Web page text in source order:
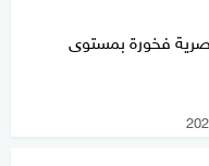
فخورة بمستوى